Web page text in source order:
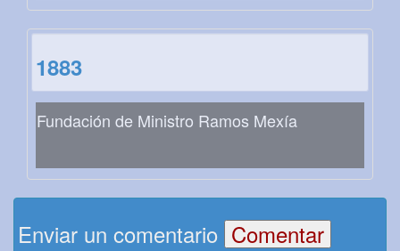
1883
Fundación de Ministro Ramos Mexía
Enviar un comentario